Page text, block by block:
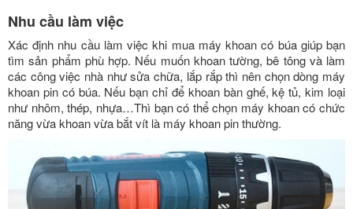
Nhu cầu làm việc
Xác định nhu cầu làm việc khi mua máy khoan có búa giúp bạn
tìm sản phẩm phù hợp. Nếu muốn khoan tường, bê tông và làm
các công việc nhà như sửa chữa, lắp rắp thì nên chọn dòng máy
khoan pin có búa. Nếu bạn chỉ để khoan bàn ghế, kệ tủ, kim loại
như nhôm, thép, nhựa…Thì bạn có thể chọn máy khoan có chức
năng vừa khoan vừa bắt vít là máy khoan pin thường.